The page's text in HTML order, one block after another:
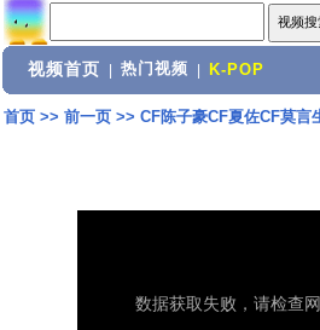
视频首页 热门视频 K-POP
首页>> 前一页>> CF陈子豪CF夏佐CF莫言